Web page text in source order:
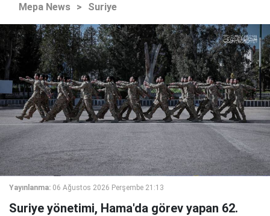
Mepa News > Suriye
Yayınlanma: 06 Ağustos 2026 Perşembe 21:13
Suriye yönetimi, Hama'da görev yapan 62.